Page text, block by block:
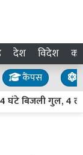
देश विदेश
कैंपस
बिजली गुल, 4 लाख